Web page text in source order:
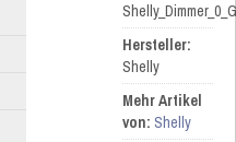
Hersteller:
Shelly
Mehr Artikel
von: Shelly